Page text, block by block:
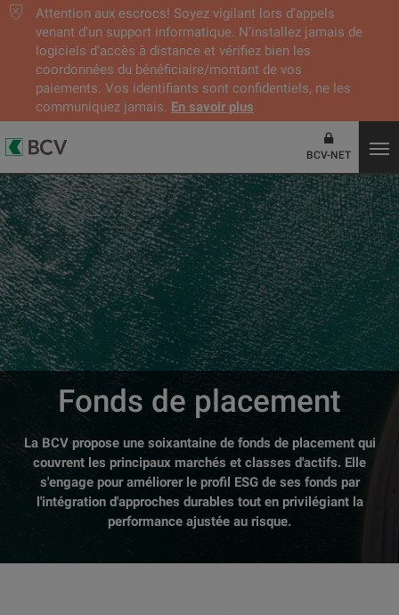
Attention aux escrocs! Soyez vigilant lors d’appels
venant d'un support informatique. N’installez jamais de
logiciels d’accès à distance et vérifiez bien les
coordonnées du bénéficiaire/montant de vos
paiements. Vos identifiants sont confidentiels, ne les
communiquez jamais. En savoir plus
BCV-NET
Fonds de placement
La BCV propose une soixantaine de fonds de placement qui
couvrent les principaux marchés et classes d'actifs. Elle
s'engage pour améliorer le profil ESG de ses fonds par
l'intégration d'approches durables tout en privilégiant la
performance ajustée au risque.